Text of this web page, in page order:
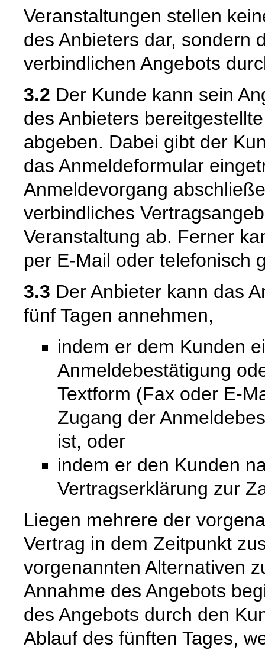
Veranstaltungen stellen
des Anbieters dar, sondern
verbindlichen Angebots
3.2 Der Kunde kann sein
des Anbieters
abgeben. Dabei gibt der
das Anmeldeformular
Anmeldevorgang
verbindliches
Veranstaltung ab. Ferner
per E-Mail oder telefonisch
3.3 Der Anbieter kann das
fünf Tagen annehmen,
indem er dem Kunden
Anmeldebestätigung
Textform (Fax oder E-
Zugang der
ist, oder
indem er den Kunden
Vertragserklärung zur
Liegen mehrere der
Vertrag in dem Zeitpunkt
vorgenannten Alternativen
Annahme des Angebots
des Angebots durch den
Ablauf des fünften Tages,